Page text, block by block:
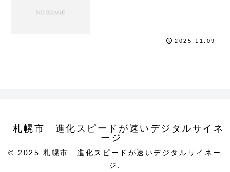
2025.11.09
札幌市 進化スピードが速いデジタルサイネ
ージ
© 2025 札幌市 進化スピードが速いデジタルサイネー
ジ.